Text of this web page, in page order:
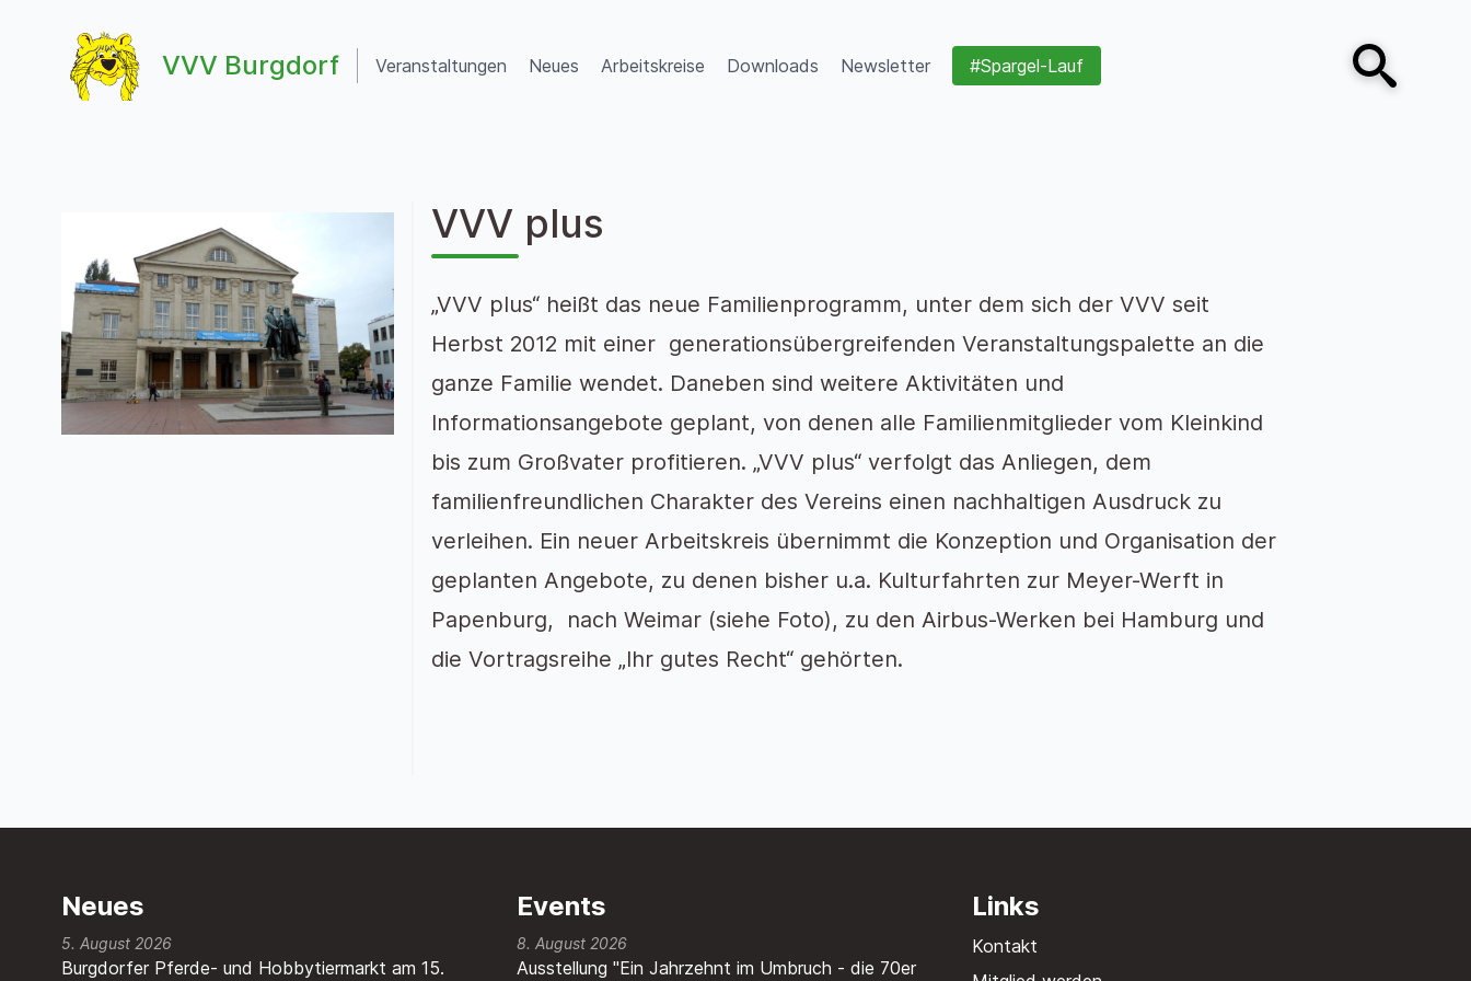
VVV Burgdorf
VVV Burgdorf
Veranstaltungen Neues Arbeitskreise Downloads Newsletter #Spargel-Lauf
Open search
VVV plus
„VVV plus“ heißt das neue Familienprogramm, unter dem sich der VVV seit
Herbst 2012 mit einer generationsübergreifenden Veranstaltungspalette an die
ganze Familie wendet. Daneben sind weitere Aktivitäten und
Informationsangebote geplant, von denen alle Familienmitglieder vom Kleinkind
bis zum Großvater profitieren. „VVV plus“ verfolgt das Anliegen, dem
familienfreundlichen Charakter des Vereins einen nachhaltigen Ausdruck zu
verleihen. Ein neuer Arbeitskreis übernimmt die Konzeption und Organisation der
geplanten Angebote, zu denen bisher u.a. Kulturfahrten zur Meyer-Werft in
Papenburg, nach Weimar (siehe Foto), zu den Airbus-Werken bei Hamburg und
die Vortragsreihe „Ihr gutes Recht“ gehörten.
Neues
Burgdorfer Pferde- und Hobbytiermarkt am 15.
5. August 2026
Events
8. August 2026
Ausstellung "Ein Jahrzehnt im Umbruch - die 70er
Links
Kontakt